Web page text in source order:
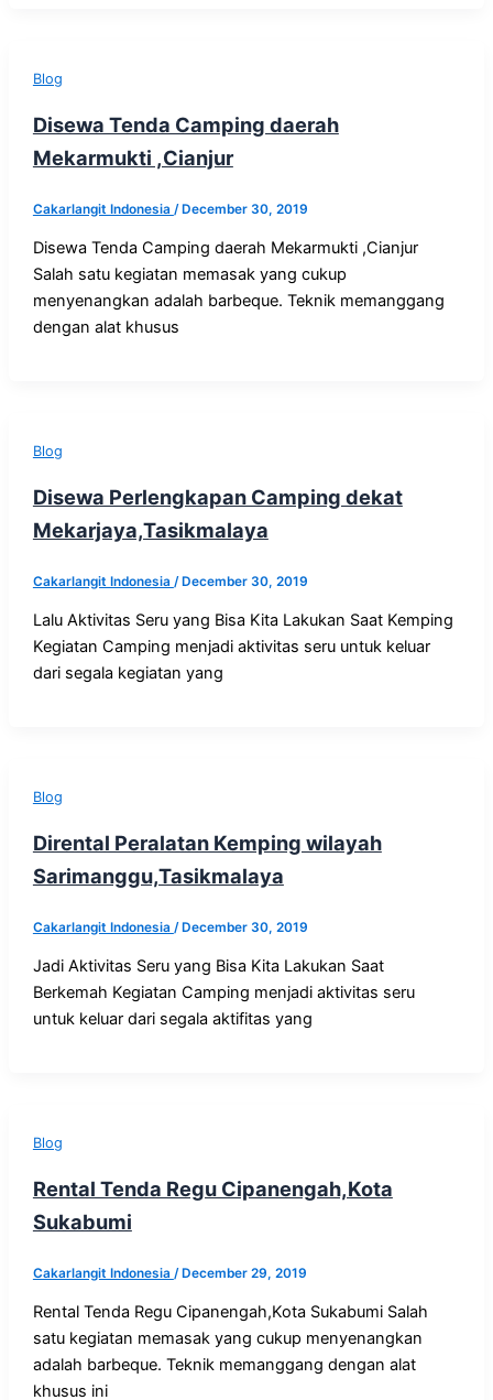
Blog
Disewa Tenda Camping daerah
Mekarmukti ,Cianjur
Cakarlangit Indonesia /December 30, 2019
Disewa Tenda Camping daerah Mekarmukti ,Cianjur
Salah satu kegiatan memasak yang cukup
menyenangkan adalah barbeque. Teknik memanggang
dengan alat khusus
Blog
Disewa Perlengkapan Camping dekat
Mekarjaya,Tasikmalaya
Cakarlangit Indonesia /December 30, 2019
Lalu Aktivitas Seru yang Bisa Kita Lakukan Saat Kemping
Kegiatan Camping menjadi aktivitas seru untuk keluar
dari segala kegiatan yang
Blog
Dirental Peralatan Kemping wilayah
Sarimanggu,Tasikmalaya
Cakarlangit Indonesia /December 30, 2019
Jadi Aktivitas Seru yang Bisa Kita Lakukan Saat
Berkemah Kegiatan Camping menjadi aktivitas seru
untuk keluar dari segala aktifitas yang
Blog
Rental Tenda Regu Cipanengah,Kota
Sukabumi
Cakarlangit Indonesia /December 29, 2019
Rental Tenda Regu Cipanengah,Kota Sukabumi Salah
satu kegiatan memasak yang cukup menyenangkan
adalah barbeque. Teknik memanggang dengan alat
khusus ini